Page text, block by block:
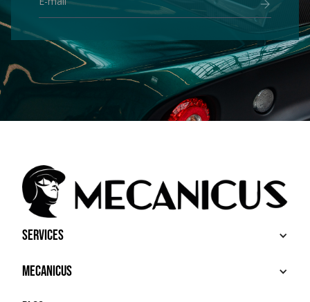
Services
BUY
SELL
Mecanicus
ABOUT